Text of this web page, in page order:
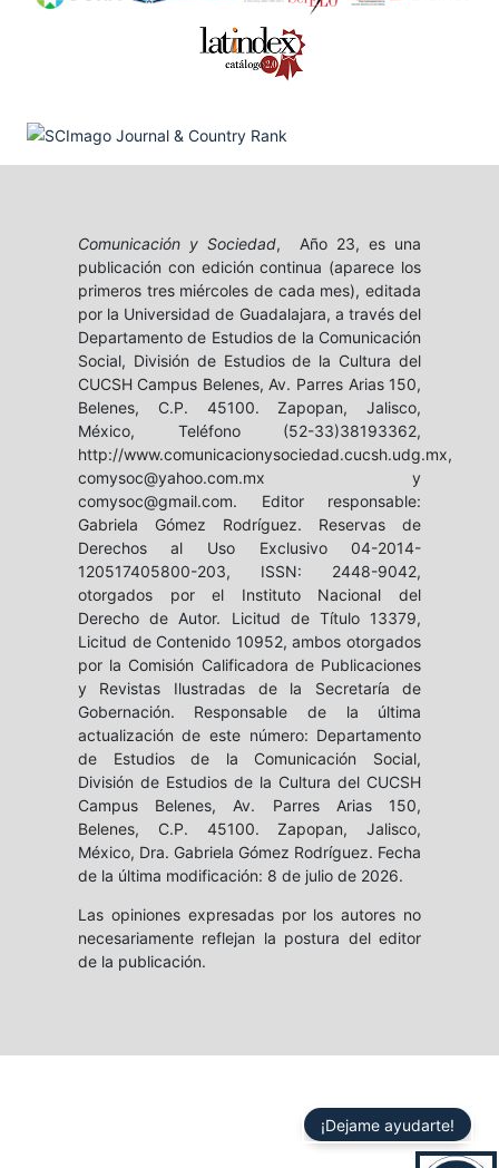
Comunicación y Sociedad, Año 23, es una
publicación con edición continua (aparece los
primeros tres miércoles de cada mes), editada
por la Universidad de Guadalajara, a través del
Departamento de Estudios de la Comunicación
Social, División de Estudios de la Cultura del
CUCSH Campus Belenes, Av. Parres Arias 150,
Belenes, C.P. 45100. Zapopan, Jalisco,
México, Teléfono (52-33)38193362,
http://www.comunicacionysociedad.cucsh.udg.mx,
comysoc@yahoo.com.mx y
comysoc@gmail.com. Editor responsable:
Gabriela Gómez Rodríguez. Reservas de
Derechos al Uso Exclusivo 04-2014-
120517405800-203, ISSN: 2448-9042,
otorgados por el Instituto Nacional del
Derecho de Autor. Licitud de Título 13379,
Licitud de Contenido 10952, ambos otorgados
por la Comisión Calificadora de Publicaciones
y Revistas Ilustradas de la Secretaría de
Gobernación. Responsable de la última
actualización de este número: Departamento
de Estudios de la Comunicación Social,
División de Estudios de la Cultura del CUCSH
Campus Belenes, Av. Parres Arias 150,
Belenes, C.P. 45100. Zapopan, Jalisco,
México, Dra. Gabriela Gómez Rodríguez. Fecha
de la última modificación: 8 de julio de 2026.
Las opiniones expresadas por los autores no
necesariamente reflejan la postura del editor
de la publicación.
¡Dejame ayudarte!